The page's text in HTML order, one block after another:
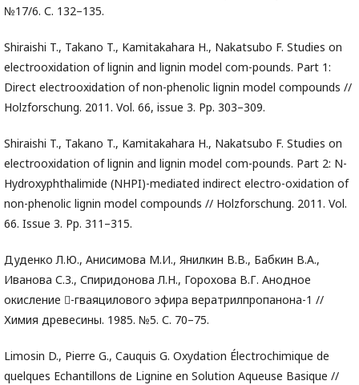
№17/6. С. 132–135.
Shiraishi T., Takano T., Kamitakahara H., Nakatsubo F. Studies on
electrooxidation of lignin and lignin model com-pounds. Part 1:
Direct electrooxidation of non-phenolic lignin model compounds //
Holzforschung. 2011. Vol. 66, issue 3. Pp. 303–309.
Shiraishi T., Takano T., Kamitakahara H., Nakatsubo F. Studies on
electrooxidation of lignin and lignin model com-pounds. Part 2: N-
Hydroxyphthalimide (NHPI)-mediated indirect electro-oxidation of
non-phenolic lignin model compounds // Holzforschung. 2011. Vol.
66. Issue 3. Pp. 311–315.
Дуденко Л.Ю., Анисимова М.И., Янилкин В.В., Бабкин В.А.,
Иванова С.З., Спиридонова Л.Н., Горохова В.Г. Анодное
окисление -гваяцилового эфира вератрилпропанона-1 //
Химия древесины. 1985. №5. С. 70–75.
Limosin D., Pierre G., Cauquis G. Oxydation Électrochimique de
quelques Echantillons de Lignine en Solution Aqueuse Basique //